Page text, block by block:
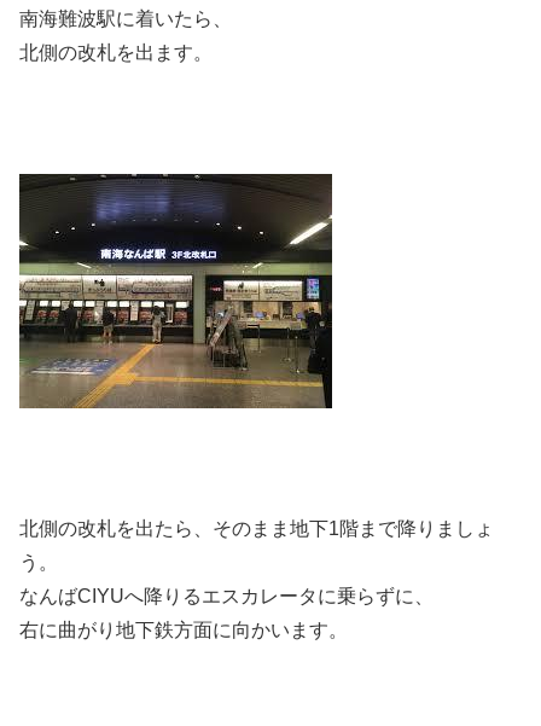
南海難波駅に着いたら、
北側の改札を出ます。
北側の改札を出たら、そのまま地下1階まで降りましょ
う。
なんばCIYUへ降りるエスカレータに乗らずに、
右に曲がり地下鉄方面に向かいます。